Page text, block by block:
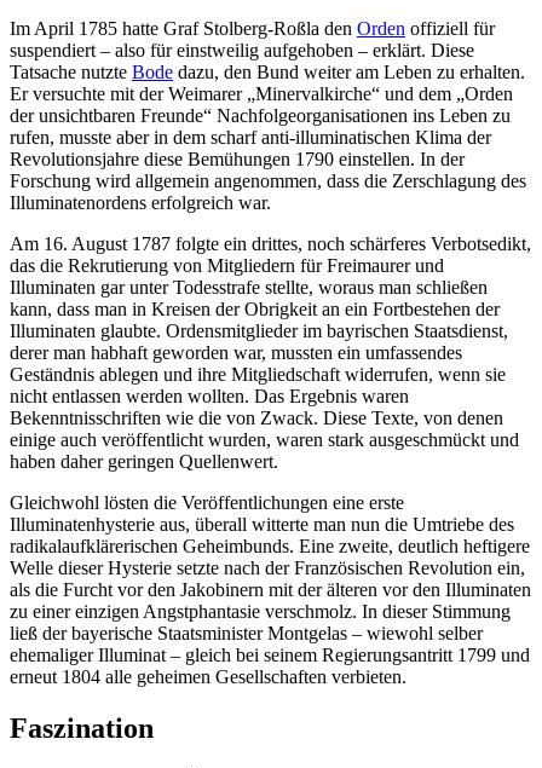
Im April 1785 hatte Graf Stolberg-Roßla den Orden offiziell für
suspendiert – also für einstweilig aufgehoben – erklärt. Diese
Tatsache nutzte Bode dazu, den Bund weiter am Leben zu erhalten.
Er versuchte mit der Weimarer „Minervalkirche“ und dem „Orden
der unsichtbaren Freunde“ Nachfolgeorganisationen ins Leben zu
rufen, musste aber in dem scharf anti-illuminatischen Klima der
Revolutionsjahre diese Bemühungen 1790 einstellen. In der
Forschung wird allgemein angenommen, dass die Zerschlagung des
Illuminatenordens erfolgreich war.
Am 16. August 1787 folgte ein drittes, noch schärferes Verbotsedikt,
das die Rekrutierung von Mitgliedern für Freimaurer und
Illuminaten gar unter Todesstrafe stellte, woraus man schließen
kann, dass man in Kreisen der Obrigkeit an ein Fortbestehen der
Illuminaten glaubte. Ordensmitglieder im bayrischen Staatsdienst,
derer man habhaft geworden war, mussten ein umfassendes
Geständnis ablegen und ihre Mitgliedschaft widerrufen, wenn sie
nicht entlassen werden wollten. Das Ergebnis waren
Bekenntnisschriften wie die von Zwack. Diese Texte, von denen
einige auch veröffentlicht wurden, waren stark ausgeschmückt und
haben daher geringen Quellenwert.
Gleichwohl lösten die Veröffentlichungen eine erste
Illuminatenhysterie aus, überall witterte man nun die Umtriebe des
radikalaufklärerischen Geheimbunds. Eine zweite, deutlich heftigere
Welle dieser Hysterie setzte nach der Französischen Revolution ein,
als die Furcht vor den Jakobinern mit der älteren vor den Illuminaten
zu einer einzigen Angstphantasie verschmolz. In dieser Stimmung
ließ der bayerische Staatsminister Montgelas – wiewohl selber
ehemaliger Illuminat – gleich bei seinem Regierungsantritt 1799 und
erneut 1804 alle geheimen Gesellschaften verbieten.
Faszination